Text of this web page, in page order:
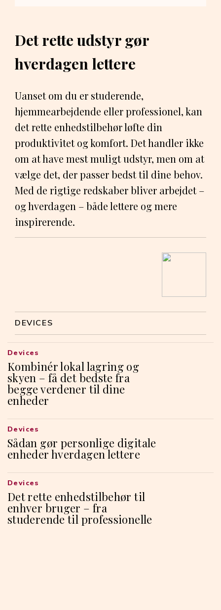
Det rette udstyr gør
hverdagen lettere
Uanset om du er studerende,
hjemmearbejdende eller professionel, kan
det rette enhedstilbehør løfte din
produktivitet og komfort. Det handler ikke
om at have mest muligt udstyr, men om at
vælge det, der passer bedst til dine behov.
Med de rigtige redskaber bliver arbejdet –
og hverdagen – både lettere og mere
inspirerende.
DEVICES
Kombinér lokal lagring og
skyen – få det bedste fra
begge verdener til dine
enheder
Devices
Sådan gør personlige digitale
enheder hverdagen lettere
Devices
Det rette enhedstilbehør til
enhver bruger – fra
studerende til professionelle
Devices